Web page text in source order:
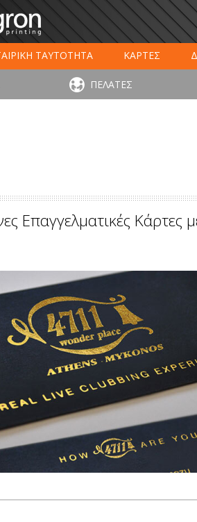
ΤΑΥΤΟΤΗΤΑ ΚΑΡΤΕΣ
LARGE FORMAT ΕΚΤΥΠΩΣΕΙΣ
ΠΕΛΑΤΕΣ
Επαγγελματικές Κάρτες